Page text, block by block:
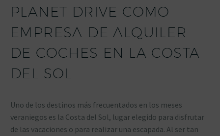
PLANET DRIVE COMO
EMPRESA DE ALQUILER
DE COCHES EN LA COSTA
DEL SOL
Uno de los destinos más frecuentados en los meses
veraniegos es la Costa del Sol, lugar elegido para disfrutar
de las vacaciones o para realizar una escapada. Al ser tan